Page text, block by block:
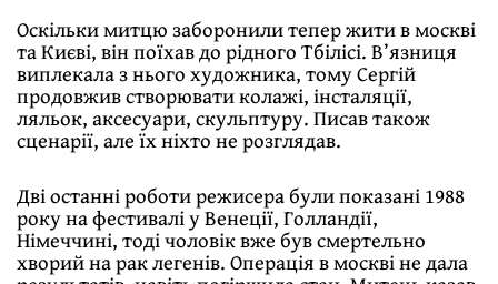
Оскільки митцю заборонили тепер жити в москві
та Києві, він поїхав до рідного Тбілісі. В’язниця
виплекала з нього художника, тому Сергій
продовжив створювати колажі, інсталяції,
ляльок, аксесуари, скульптуру. Писав також
сценарії, але їх ніхто не розглядав.
Дві останні роботи режисера були показані 1988
року на фестивалі у Венеції, Голландії,
Німеччині, тоді чоловік вже був смертельно
хворий на рак легенів. Операція в москві не дала